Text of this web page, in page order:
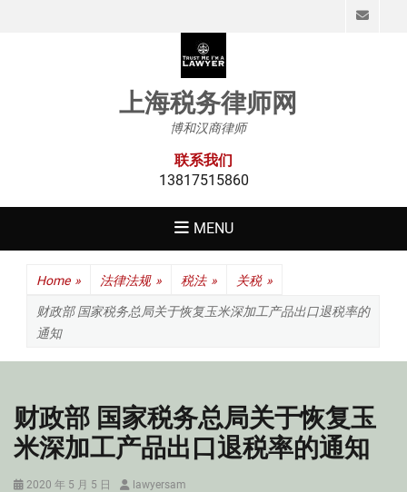
上海税务律师网
博和汉商律师
联系我们
13817515860
MENU
Home » 法律法规 » 税法 » 关税 »
财政部 国家税务总局关于恢复玉米深加工产品出口退税率的
通知
财政部 国家税务总局关于恢复玉
米深加工产品出口退税率的通知
Posted
2020 年 5 月 5 日 Authorlawyersam